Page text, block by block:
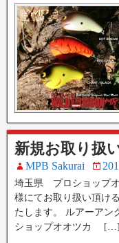
新規お取り扱
MPB Sakurai
埼玉県 プロショップ
様にてお取り扱い頂け
たします。 ルアーアン
ショップオオツカ […]